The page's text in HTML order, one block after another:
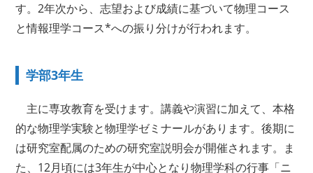
す。2年次から、志望および成績に基づいて物理コース
と情報理学コース*への振り分けが行われます。
学部3年生
主に専攻教育を受けます。講義や演習に加えて、本格
的な物理学実験と物理学ゼミナールがあります。後期に
は研究室配属のための研究室説明会が開催されます。ま
た、12月頃には3年生が中心となり物理学科の行事「ニ